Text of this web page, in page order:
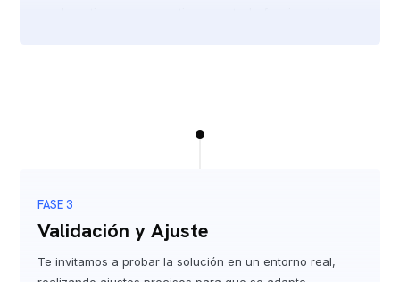
FASE 3
Validación y Ajuste
Te invitamos a probar la solución en un entorno real,